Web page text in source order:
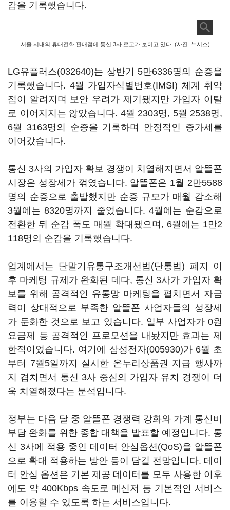
감을 기록했습니다.
서울 시내의 휴대전화 판매점에 통신 3사 로고가 보이고 있다. (사진=뉴시스)
LG유플러스(032640)는 상반기 5만6336명의 순증을
기록했습니다. 4월 가입자식별번호(IMSI) 체계 취약
점이 알려지며 보안 우려가 제기됐지만 가입자 이탈
로 이어지지는 않았습니다. 4월 2303명, 5월 2538명,
6월 3163명의 순증을 기록하며 안정적인 증가세를
이어갔습니다.
통신 3사의 가입자 확보 경쟁이 치열해지면서 알뜰폰
시장은 성장세가 꺾였습니다. 알뜰폰은 1월 2만5588
명의 순증으로 출발했지만 순증 규모가 매월 감소해
3월에는 8320명까지 줄었습니다. 4월에는 순감으로
전환한 뒤 순감 폭도 매월 확대됐으며, 6월에는 1만2
118명의 순감을 기록했습니다.
업계에서는 단말기유통구조개선법(단통법) 폐지 이
후 마케팅 규제가 완화된 데다, 통신 3사가 가입자 확
보를 위해 공격적인 유통망 마케팅을 펼치면서 자금
력이 상대적으로 부족한 알뜰폰 사업자들의 성장세
가 둔화한 것으로 보고 있습니다. 일부 사업자가 0원
요금제 등 공격적인 프로모션을 내놨지만 효과는 제
한적이었습니다. 여기에 삼성전자(005930)가 6월 초
부터 7월5일까지 실시한 온누리상품권 지급 행사까
지 겹치면서 통신 3사 중심의 가입자 유치 경쟁이 더
욱 치열해졌다는 분석입니다.
정부는 다음 달 중 알뜰폰 경쟁력 강화와 가계 통신비
부담 완화를 위한 종합 대책을 발표할 예정입니다. 통
신 3사에 적용 중인 데이터 안심옵션(QoS)을 알뜰폰
으로 확대 적용하는 방안 등이 담길 전망입니다. 데이
터 안심 옵션은 기본 제공 데이터를 모두 사용한 이후
에도 약 400Kbps 속도로 메신저 등 기본적인 서비스
를 이용할 수 있도록 하는 서비스입니다.